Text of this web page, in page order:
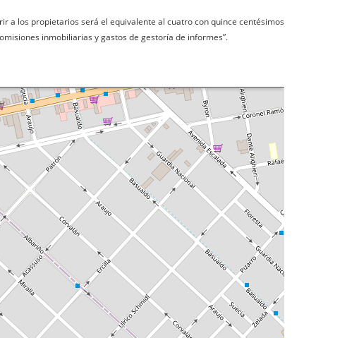
a los propietarios será el equivalente al cuatro con quince centésimos
inmobiliarias y gastos de gestoría de informes”.